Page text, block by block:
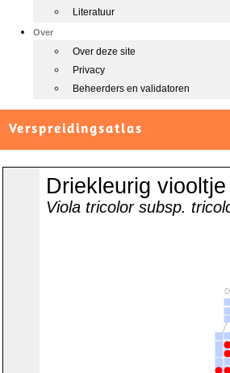
Literatuur
Over
Over deze site
Privacy
Beheerders en validatoren
Verspreidingsatlas